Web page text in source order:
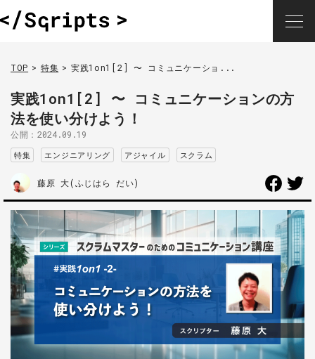
TOP 特集 実践1on1[2] 〜 コミュニケーショ...
実践1on1[2] 〜 コミュニケーションの方
法を使い分けよう！
公開：2024.09.19
特集 エンジニアリング アジャイル スクラム
藤原 大(ふじはら だい)